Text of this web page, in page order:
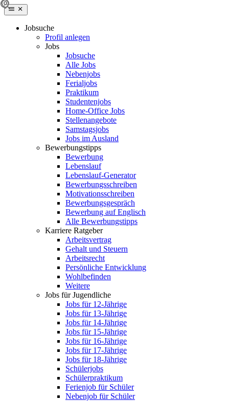
Jobsuche
Profil anlegen
Jobs
Jobsuche
Alle Jobs
Nebenjobs
Ferialjobs
Praktikum
Studentenjobs
Home-Office Jobs
Stellenangebote
Samstagsjobs
Jobs im Ausland
Bewerbungstipps
Bewerbung
Lebenslauf
Lebenslauf-Generator
Bewerbungsschreiben
Motivationsschreiben
Bewerbungsgespräch
Bewerbung auf Englisch
Alle Bewerbungstipps
Karriere Ratgeber
Arbeitsvertrag
Gehalt und Steuern
Arbeitsrecht
Persönliche Entwicklung
Wohlbefinden
Weitere
Jobs für Jugendliche
Jobs für 12-Jährige
Jobs für 13-Jährige
Jobs für 14-Jährige
Jobs für 15-Jährige
Jobs für 16-Jährige
Jobs für 17-Jährige
Jobs für 18-Jährige
Schülerjobs
Schülerpraktikum
Ferienjob für Schüler
Nebenjob für Schüler